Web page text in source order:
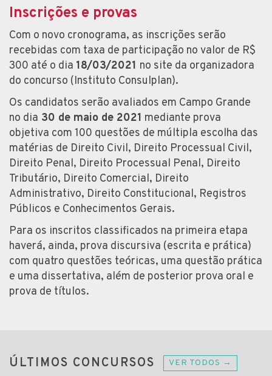
Inscrições e provas
Com o novo cronograma, as inscrições serão
recebidas com taxa de participação no valor de R$
300 até o dia 18/03/2021 no site da organizadora
do concurso (Instituto Consulplan).
Os candidatos serão avaliados em Campo Grande
no dia 30 de maio de 2021 mediante prova
objetiva com 100 questões de múltipla escolha das
matérias de Direito Civil, Direito Processual Civil,
Direito Penal, Direito Processual Penal, Direito
Tributário, Direito Comercial, Direito
Administrativo, Direito Constitucional, Registros
Públicos e Conhecimentos Gerais.
Para os inscritos classificados na primeira etapa
haverá, ainda, prova discursiva (escrita e prática)
com quatro questões teóricas, uma questão prática
e uma dissertativa, além de posterior prova oral e
prova de títulos.
ÚLTIMOS CONCURSOS VER TODOS →